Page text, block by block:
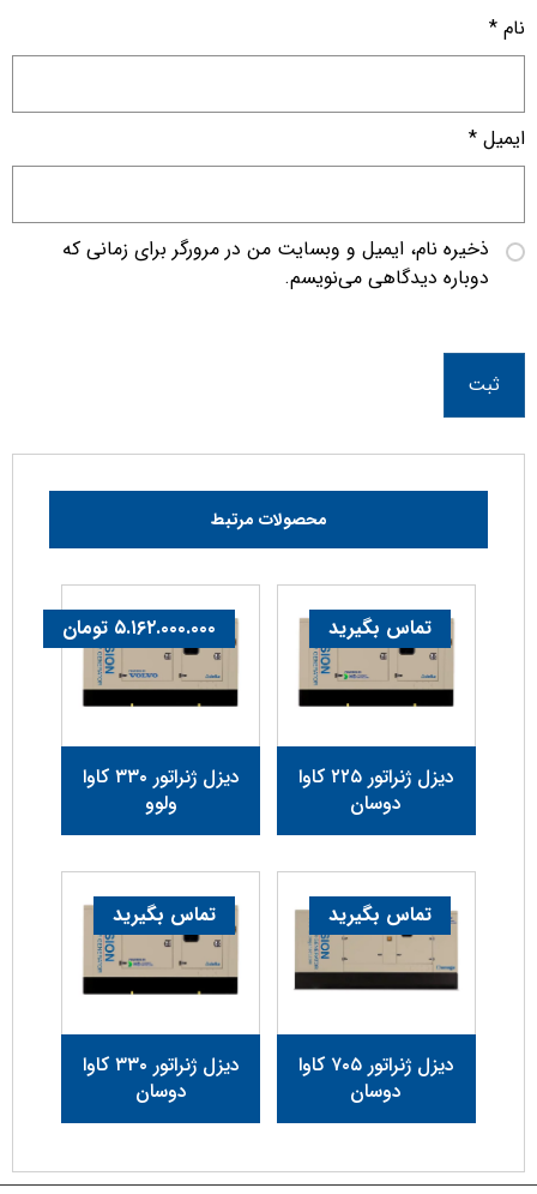
نام *
ایمیل *
ذخیره نام، ایمیل و وبسایت من در مرورگر برای زمانی که
دوباره دیدگاهی می‌نویسم.
ثبت
محصولات مرتبط
دیزل ژنراتور ۲۲۵ کاوا
دوسان
تماس بگیرید
دیزل ژنراتور ۳۳۰ کاوا
ولوو
۵.۱۶۲.۰۰۰.۰۰۰ تومان
دیزل ژنراتور ۷۰۵ کاوا
دوسان
تماس بگیرید
دیزل ژنراتور ۳۳۰ کاوا
دوسان
تماس بگیرید